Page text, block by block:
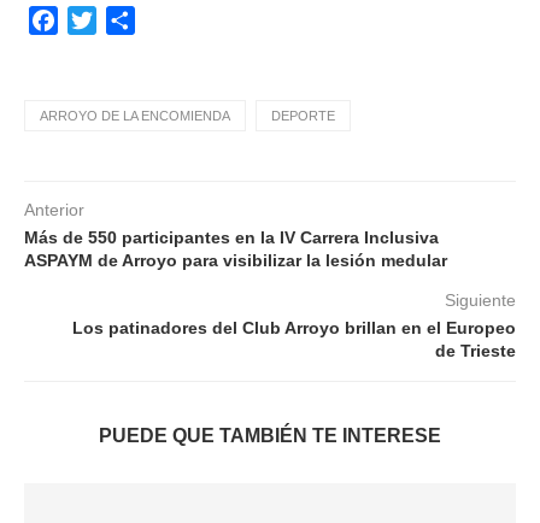
Facebook
Twitter
ARROYO DE LA ENCOMIENDA DEPORTE
Anterior
Más de 550 participantes en la IV Carrera Inclusiva
ASPAYM de Arroyo para visibilizar la lesión medular
Siguiente
Los patinadores del Club Arroyo brillan en el Europeo
de Trieste
PUEDE QUE TAMBIÉN TE INTERESE